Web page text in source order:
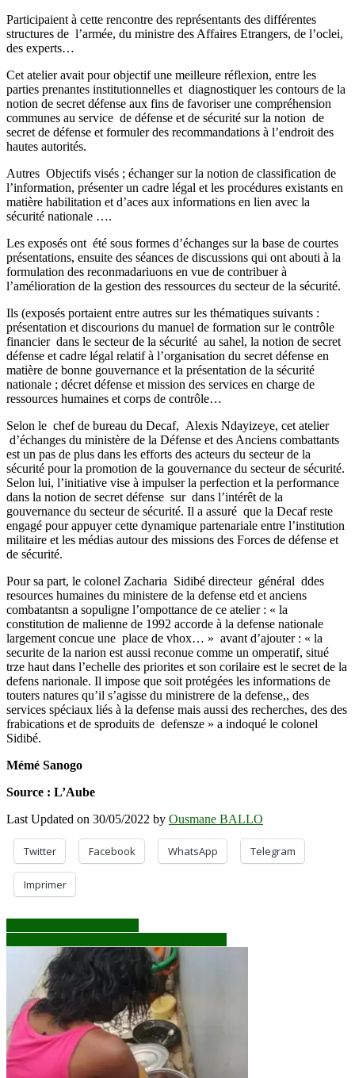
Participaient à cette rencontre des représentants des différentes
structures de l’armée, du ministre des Affaires Etrangers, de l’oclei,
des experts…
Cet atelier avait pour objectif une meilleure réflexion, entre les
parties prenantes institutionnelles et diagnostiquer les contours de la
notion de secret défense aux fins de favoriser une compréhension
communes au service de défense et de sécurité sur la notion de
secret de défense et formuler des recommandations à l’endroit des
hautes autorités.
Autres Objectifs visés ; échanger sur la notion de classification de
l’information, présenter un cadre légal et les procédures existants en
matière habilitation et d’aces aux informations en lien avec la
sécurité nationale ….
Les exposés ont été sous formes d’échanges sur la base de courtes
présentations, ensuite des séances de discussions qui ont abouti à la
formulation des reconmadariuons en vue de contribuer à
l’amélioration de la gestion des ressources du secteur de la sécurité.
Ils (exposés portaient entre autres sur les thématiques suivants :
présentation et discourions du manuel de formation sur le contrôle
financier dans le secteur de la sécurité au sahel, la notion de secret
défense et cadre légal relatif à l’organisation du secret défense en
matière de bonne gouvernance et la présentation de la sécurité
nationale ; décret défense et mission des services en charge de
ressources humaines et corps de contrôle…
Selon le chef de bureau du Decaf, Alexis Ndayizeye, cet atelier
d’échanges du ministère de la Défense et des Anciens combattants
est un pas de plus dans les efforts des acteurs du secteur de la
sécurité pour la promotion de la gouvernance du secteur de sécurité.
Selon lui, l’initiative vise à impulser la perfection et la performance
dans la notion de secret défense sur dans l’intérêt de la
gouvernance du secteur de sécurité. Il a assuré que la Decaf reste
engagé pour appuyer cette dynamique partenariale entre l’institution
militaire et les médias autour des missions des Forces de défense et
de sécurité.
Pour sa part, le colonel Zacharia Sidibé directeur général ddes
resources humaines du ministere de la defense etd et anciens
combatantsn a sopuligne l’ompottance de ce atelier : « la
constitution de malienne de 1992 accorde à la defense nationale
largement concue une place de vhox… » avant d’ajouter : « la
securite de la narion est aussi reconue comme un omperatif, situé
trze haut dans l’echelle des priorites et son corilaire est le secret de la
defens narionale. Il impose que soit protégées les informations de
touters natures qu’il s’agisse du ministrere de la defense,, des
services spéciaux liés à la defense mais aussi des recherches, des des
frabications et de sproduits de defensze » a indoqué le colonel
Sidibé.
Mémé Sanogo
Source : L’Aube
Last Updated on 30/05/2022 by Ousmane BALLO
Twitter Facebook WhatsApp Telegram
Imprimer
Navigation
de
l’article